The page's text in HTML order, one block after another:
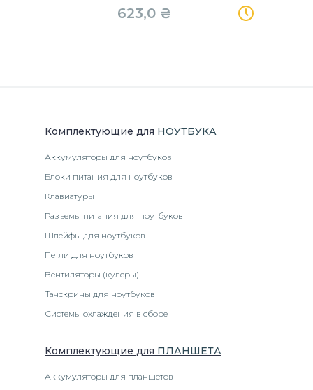
623,0 ₴
Комплектующие для НОУТБУКА
Аккумуляторы для ноутбуков
Блоки питания для ноутбуков
Клавиатуры
Разъемы питания для ноутбуков
Шлейфы для ноутбуков
Петли для ноутбуков
Вентиляторы (кулеры)
Тачскрины для ноутбуков
Системы охлаждения в сборе
Комплектующие для ПЛАНШЕТА
Аккумуляторы для планшетов